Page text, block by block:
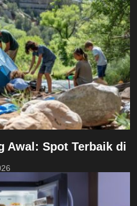
Awal: Spot Terbaik di